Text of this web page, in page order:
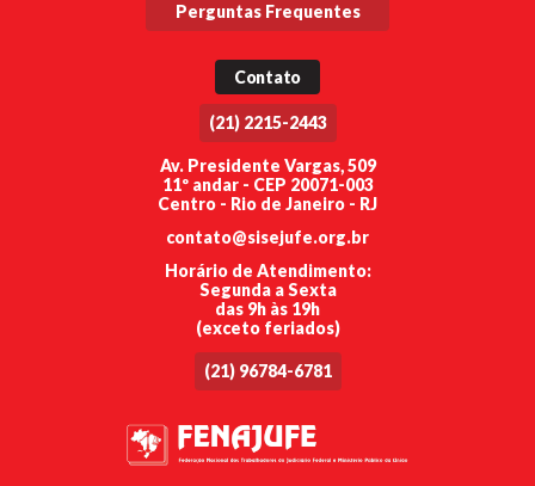
Perguntas Frequentes
Contato
(21) 2215-2443
Av. Presidente Vargas, 509
11º andar - CEP 20071-003
Centro - Rio de Janeiro - RJ
contato@sisejufe.org.br
Horário de Atendimento:
Segunda a Sexta
das 9h às 19h
(exceto feriados)
(21) 96784-6781